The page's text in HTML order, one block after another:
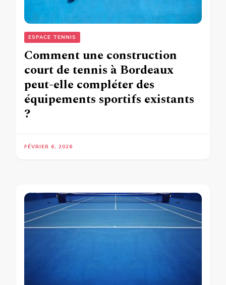
ESPACE TENNIS
Comment une construction
court de tennis à Bordeaux
peut-elle compléter des
équipements sportifs existants
?
FÉVRIER 6, 2026